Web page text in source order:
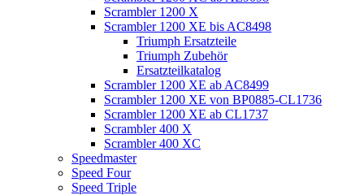
Scrambler 1200 X
Scrambler 1200 XE bis AC8498
Triumph Ersatzteile
Triumph Zubehör
Ersatzteilkatalog
Scrambler 1200 XE ab AC8499
Scrambler 1200 XE von BP0885-CL1736
Scrambler 1200 XE ab CL1737
Scrambler 400 X
Scrambler 400 XC
Speedmaster
Speed Four
Speed Triple